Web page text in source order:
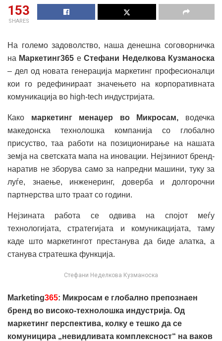
153
SHARES
На големо задоволство, наша денешна соговорничка
на Маркетинг365 еСтефани Неделкова Кузманоска
– дел од новата генерација маркетинг професионалци
кои го редефинираат значењето на корпоративната
комуникација во high-tech индустријата.
Како маркетинг менаџер во Микросам, водечка
македонска технолошка компанија со глобално
присуство, таа работи на позиционирање на нашата
земја на светската мапа на иновации. Нејзиниот бренд-
наратив не зборува само за напредни машини, туку за
луѓе, знаење, инженеринг, доверба и долгорочни
партнерства што траат со години.
Нејзината работа се одвива на спојот меѓу
технологијата, стратегијата и комуникацијата, таму
каде што маркетингот престанува да биде алатка, а
станува стратешка функција.
Стефани Неделкова Кузманоска
Marketing365: Микросам е глобално препознаен
бренд во високо-технолошка индустрија. Од
маркетинг перспектива, колку е тешко да се
комуницира „невидливата комплексност“ на ваков